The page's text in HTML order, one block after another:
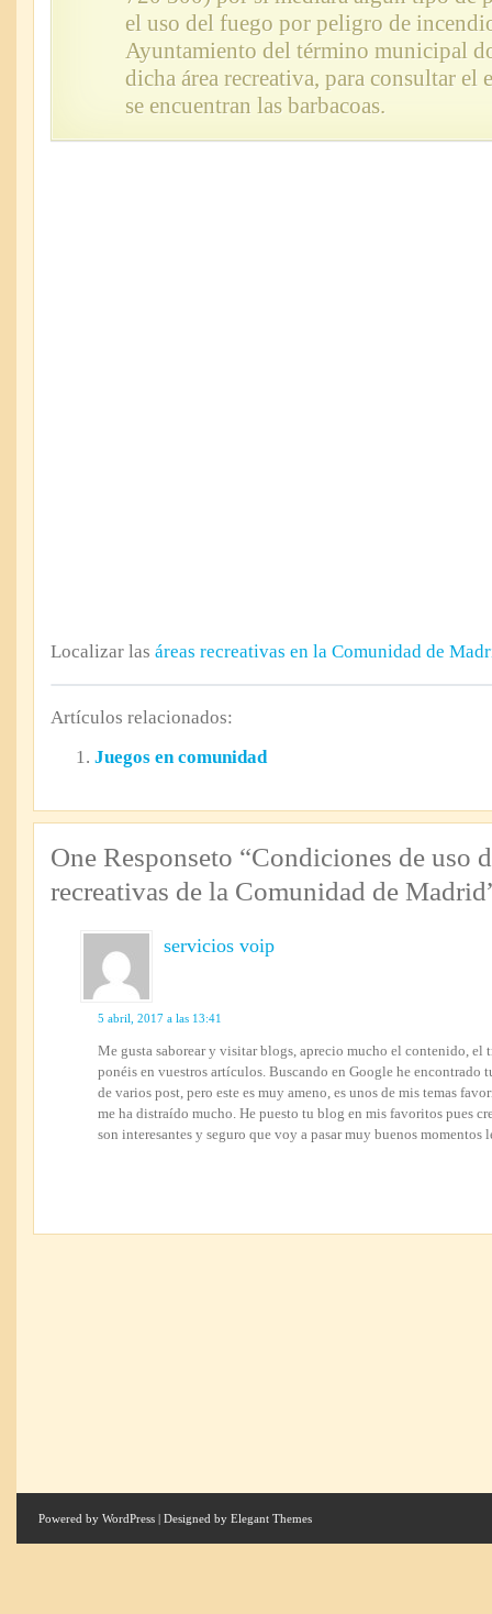
el uso del fuego por peligro de
Ayuntamiento del término municipal
dicha área recreativa, para consultar el
se encuentran las barbacoas.
Localizar las áreas recreativas en la Comunidad de
Artículos relacionados:
Juegos en comunidad
One Responseto “Condiciones de uso
recreativas de la Comunidad de
servicios voip
5 abril, 2017 a las 13:41
Me gusta saborear y visitar blogs, aprecio mucho el contenido, el
ponéis en vuestros artículos. Buscando en Google he encontrado
de varios post, pero este es muy ameno, es unos de mis temas
me ha distraído mucho. He puesto tu blog en mis favoritos pues
son interesantes y seguro que voy a pasar muy buenos momentos
Powered by WordPress | Designed by Elegant Themes